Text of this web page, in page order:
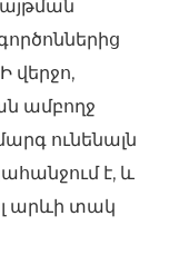
վերջո,
ամբողջ
ունենալն
է, և
արևի տակ